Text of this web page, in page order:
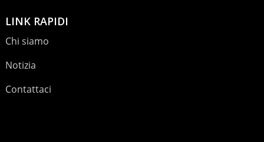
LINK RAPIDI
Chi siamo
Notizia
Contattaci